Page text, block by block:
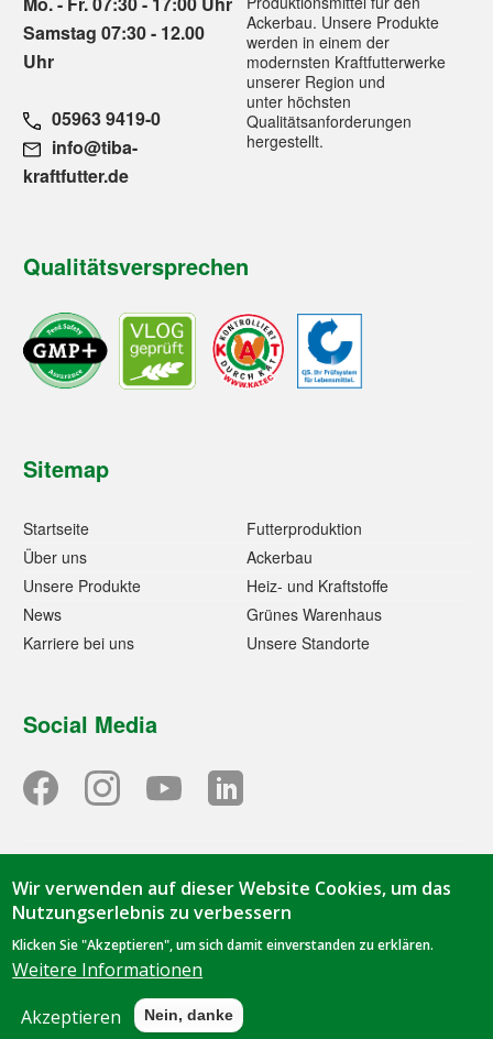
Samstag 07:30 - 12.00
Uhr
05963 9419-0
info@tiba-
kraftfutter.de
Ackerbau. Unsere Produkte
werden in einem der
modernsten Kraftfutterwerke
unserer Region und
unter höchsten
Qualitätsanforderungen
hergestellt.
Qualitätsversprechen
Sitemap
Startseite
Über uns
Unsere Produkte
News
Karriere bei uns
Futterproduktion
Ackerbau
Heiz- und Kraftstoffe
Grünes Warenhaus
Unsere Standorte
Social Media
© 2023 - Tihen GmbH & Co. KG | TIBA-Kraftfutter | Oorstraße
1 | 49844 Bawinkel | Tel.
05963 9419-0 |
info@tiba-
kraftfutter.de
Impressum
Wir verwenden auf dieser Website Cookies, um das
Nutzungserlebnis zu verbessern
Klicken Sie "Akzeptieren", um sich damit einverstanden zu erklären.
Weitere Informationen
Akzeptieren
Nein, danke